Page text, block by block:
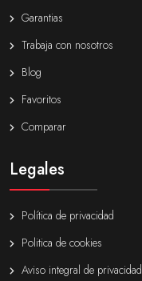
Garantias
Trabaja con nosotros
Blog
Favoritos
Comparar
Legales
Política de privacidad
Politica de cookies
Aviso integral de privacidad